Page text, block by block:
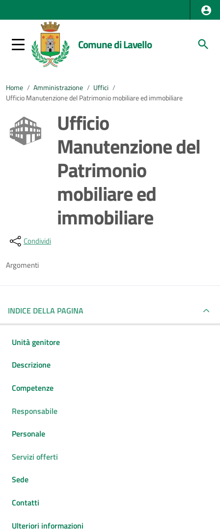
Comune di Lavello
Home / Amministrazione / Uffici /
Ufficio Manutenzione del Patrimonio mobiliare ed immobiliare
Ufficio
Manutenzione del
Patrimonio
mobiliare ed
immobiliare
Condividi
Argomenti
INDICE DELLA PAGINA
Unità genitore
Descrizione
Competenze
Responsabile
Personale
Servizi offerti
Sede
Contatti
Ulteriori informazioni